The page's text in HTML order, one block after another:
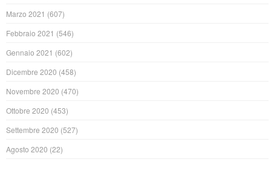
Marzo 2021 (607)
Febbraio 2021 (546)
Gennaio 2021 (602)
Dicembre 2020 (458)
Novembre 2020 (470)
Ottobre 2020 (453)
Settembre 2020 (527)
Agosto 2020 (22)